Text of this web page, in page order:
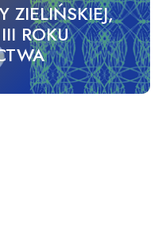
ZIELIŃSKIEJ,
ROKU